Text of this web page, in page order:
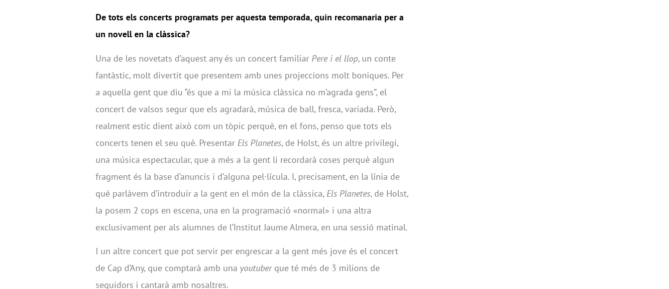
De tots els concerts programats per aquesta temporada, quin recomanaria per a
un novell en la clàssica?
Una de les novetats d’aquest any és un concert familiar Pere i el llop, un conte
fantàstic, molt divertit que presentem amb unes projeccions molt boniques. Per
a aquella gent que diu “és que a mi la música clàssica no m’agrada gens”, el
concert de valsos segur que els agradarà, música de ball, fresca, variada. Però,
realment estic dient això com un tòpic perquè, en el fons, penso que tots els
concerts tenen el seu què. Presentar Els Planetes, de Holst, és un altre privilegi,
una música espectacular, que a més a la gent li recordarà coses perquè algun
fragment és la base d’anuncis i d’alguna pel·lícula. I, precisament, en la línia de
què parlàvem d’introduir a la gent en el món de la clàssica, Els Planetes, de Holst,
la posem 2 cops en escena, una en la programació «normal» i una altra
exclusivament per als alumnes de l’Institut Jaume Almera, en una sessió matinal.
I un altre concert que pot servir per engrescar a la gent més jove és el concert
de Cap d’Any, que comptarà amb una youtuber que té més de 3 milions de
seguidors i cantarà amb nosaltres.